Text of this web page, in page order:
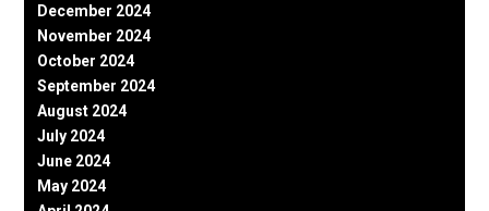
December 2024
November 2024
October 2024
September 2024
August 2024
July 2024
June 2024
May 2024